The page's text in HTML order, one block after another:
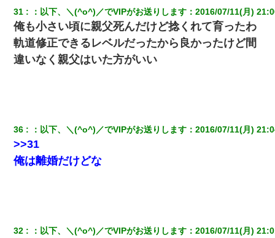
31 ： 以下、＼(^o^)／でVIPがお送りします ：2016/07/11(月)
俺も小さい頃に親父死んだけど捻くれて育ったわ
軌道修正できるレベルだったから良かったけど間
違いなく親父はいた方がいい
36 ： 以下、＼(^o^)／でVIPがお送りします ：2016/07/11(月)
>>31
俺は離婚だけどな
32 ： 以下、＼(^o^)／でVIPがお送りします ：2016/07/11(月)